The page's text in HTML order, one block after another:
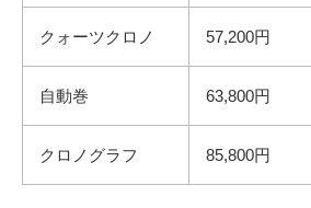
クォーツクロノ 57,200円
自動巻 63,800円
クロノグラフ 85,800円